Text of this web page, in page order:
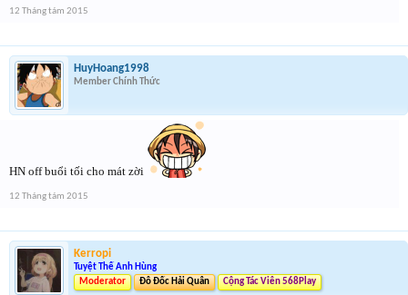
12 Tháng tám 2015
HuyHoang1998
Member Chính Thức
HN off buổi tối cho mát zời
12 Tháng tám 2015
Kerropi
Tuyệt Thế Anh Hùng
Moderator
Đô Đốc Hải Quân Cộng Tác Viên 568Play